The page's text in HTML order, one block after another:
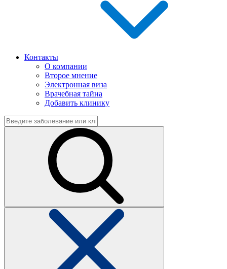
Контакты
О компании
Второе мнение
Электронная виза
Врачебная тайна
Добавить клинику